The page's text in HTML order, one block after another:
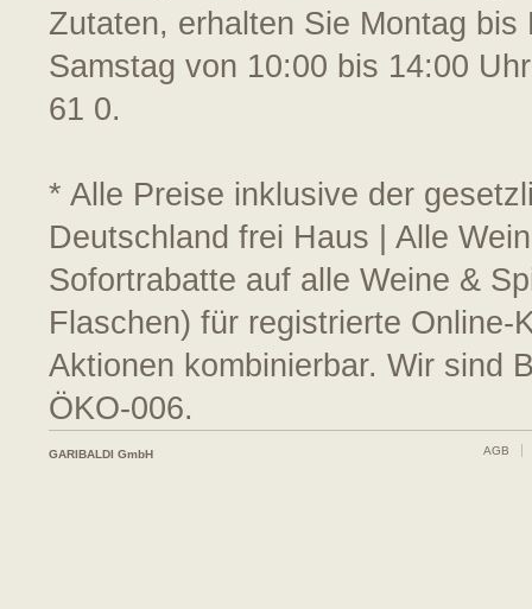
Zutaten, erhalten Sie Montag
Samstag von 10:00 bis 14:00
61 0.
* Alle Preise inklusive der
Deutschland frei Haus | Alle
Sofortrabatte auf alle Weine &
Flaschen) für registrierte
Aktionen kombinierbar. Wir sind
ÖKO-006.
GARIBALDI GmbH AGB